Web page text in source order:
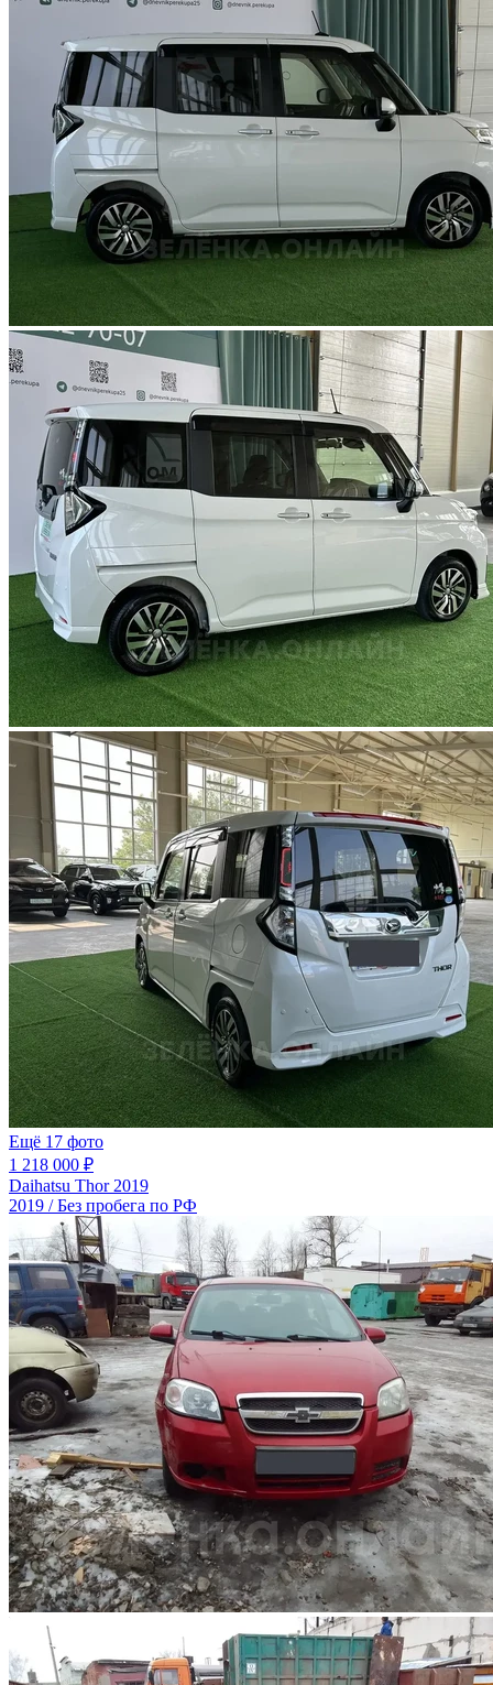
Ещё 17 фото
1 218 000 ₽
Daihatsu Thor 2019
2019 / Без пробега по РФ